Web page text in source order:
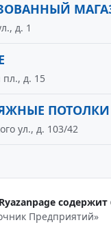
д. 1
пл., д. 15
ПОТОЛКИ
ул., д. 103/42
Предприятий»